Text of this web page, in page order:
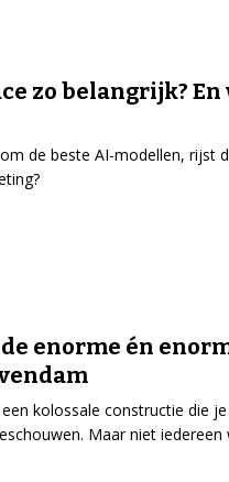
zo belangrijk? En
de beste AI-modellen, rijst
enorme én
kolossale constructie die
Maar niet iedereen